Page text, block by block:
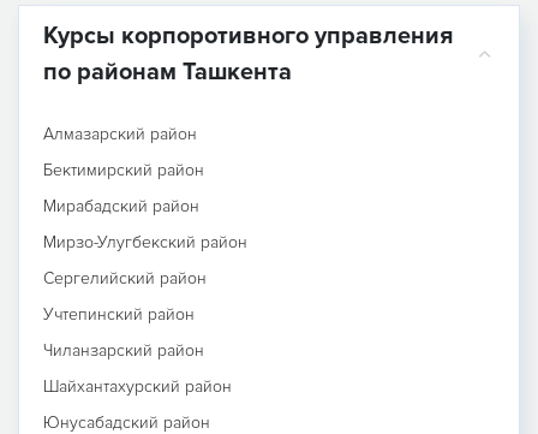
Курсы корпоротивного управления
по районам Ташкента
Алмазарский район
Бектимирский район
Мирабадский район
Мирзо-Улугбекский район
Сергелийский район
Учтепинский район
Чиланзарский район
Шайхантахурский район
Юнусабадский район